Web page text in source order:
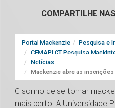
COMPARTILHE
Portal Mackenzie
Pesquisa e
CEMAPI CT Pesquisa
Notícias
Mackenzie abre as inscrições
O sonho de se tornar
mais perto. A Universidade